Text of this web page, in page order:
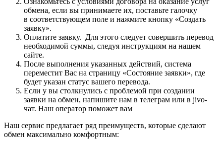
обмена, если вы принимаете их, поставьте галочку
в соответствующем поле и нажмите кнопку «Создать
заявку».
Оплатите заявку. Для этого следует совершить перевод
необходимой суммы, следуя инструкциям на нашем
сайте.
После выполнения указанных действий, система
переместит Вас на страницу «Состояние заявки», где
будет указан статус вашего перевода.
Если у вы столкнулись с проблемой при создании
заявки на обмен, напишите нам в телеграм или в jivo-
чат. Наш оператор поможет вам
Наш сервис предлагает ряд преимуществ, которые сделают
обмен максимально комфортным: